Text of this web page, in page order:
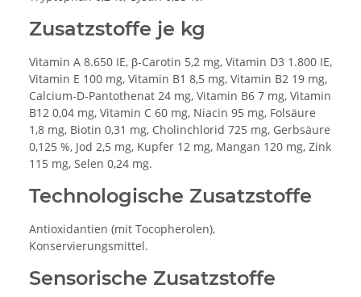
Zusatzstoffe je kg
Vitamin A 8.650 IE, β-Carotin 5,2 mg, Vitamin D3 1.800 IE,
Vitamin E 100 mg, Vitamin B1 8,5 mg, Vitamin B2 19 mg,
Calcium-D-Pantothenat 24 mg, Vitamin B6 7 mg, Vitamin
B12 0,04 mg, Vitamin C 60 mg, Niacin 95 mg, Folsäure
1,8 mg, Biotin 0,31 mg, Cholinchlorid 725 mg, Gerbsäure
0,125 %, Jod 2,5 mg, Kupfer 12 mg, Mangan 120 mg, Zink
115 mg, Selen 0,24 mg.
Technologische Zusatzstoffe
Antioxidantien (mit Tocopherolen),
Konservierungsmittel.
Sensorische Zusatzstoffe